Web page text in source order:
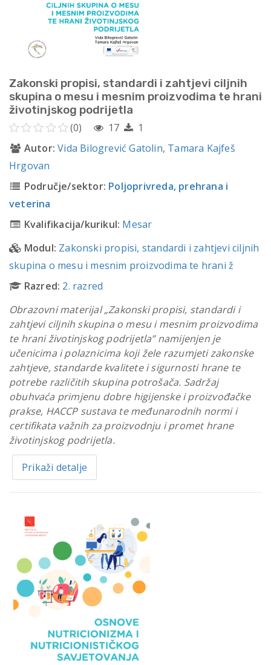
Zakonski propisi, standardi i zahtjevi ciljnih
skupina o mesu i mesnim proizvodima te hrani
životinjskog podrijetla
(0) 17
1
Autor: Vida Bilogrević Gatolin, Tamara Kajfeš
Hrgovan
Područje/sektor: Poljoprivreda, prehrana i
veterina
Kvalifikacija/kurikul: Mesar
Modul: Zakonski propisi, standardi i zahtjevi ciljnih
skupina o mesu i mesnim proizvodima te hrani ž
Razred: 2. razred
Obrazovni materijal „Zakonski propisi, standardi i
zahtjevi ciljnih skupina o mesu i mesnim proizvodima
te hrani životinjskog podrijetla” namijenjen je
učenicima i polaznicima koji žele razumjeti zakonske
zahtjeve, standarde kvalitete i sigurnosti hrane te
potrebe različitih skupina potrošača. Sadržaj
obuhvaća primjenu dobre higijenske i proizvođačke
prakse, HACCP sustava te međunarodnih normi i
certifikata važnih za proizvodnju i promet hrane
životinjskog podrijetla.
Prikaži detalje